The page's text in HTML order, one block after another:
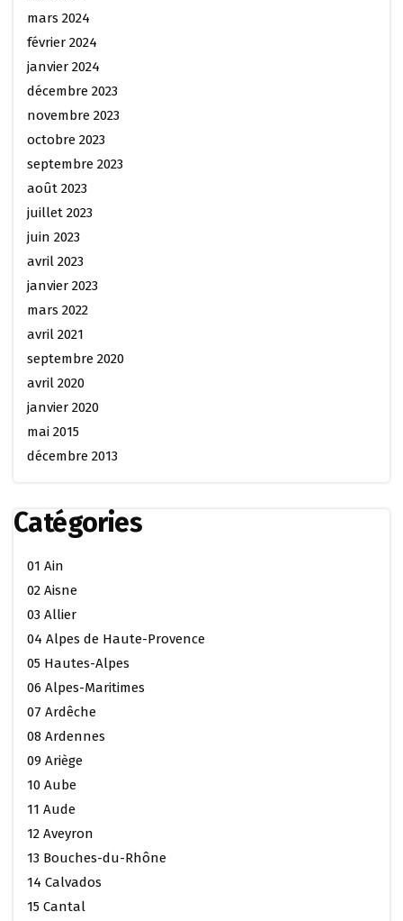
mars 2024
février 2024
janvier 2024
décembre 2023
novembre 2023
octobre 2023
septembre 2023
août 2023
juillet 2023
juin 2023
avril 2023
janvier 2023
mars 2022
avril 2021
septembre 2020
avril 2020
janvier 2020
mai 2015
décembre 2013
Catégories
01 Ain
02 Aisne
03 Allier
04 Alpes de Haute-Provence
05 Hautes-Alpes
06 Alpes-Maritimes
07 Ardêche
08 Ardennes
09 Ariège
10 Aube
11 Aude
12 Aveyron
13 Bouches-du-Rhône
14 Calvados
15 Cantal